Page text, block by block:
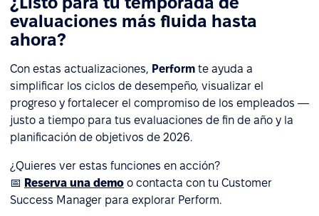
evaluaciones más fluida hasta
ahora?
Con estas actualizaciones, Perform te ayuda a
simplificar los ciclos de desempeño, visualizar el
progreso y fortalecer el compromiso de los empleados —
justo a tiempo para tus evaluaciones de fin de año y la
planificación de objetivos de 2026.
¿Quieres ver estas funciones en acción?
📅 Reserva una demo o contacta con tu Customer
Success Manager para explorar Perform.